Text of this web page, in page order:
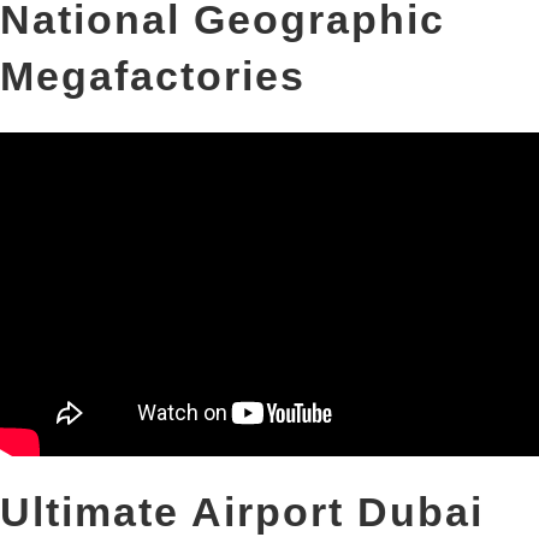
National Geographic
Megafactories
Ultimate Airport Dubai